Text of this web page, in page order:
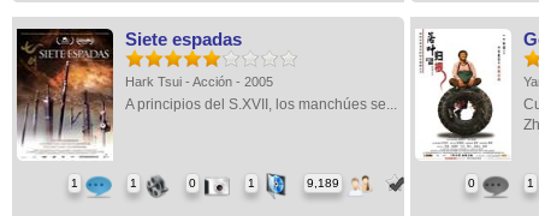
Siete espadas
Hark Tsui - Acción - 2005
A principios del S.XVII, los manchúes se...
1 1 0 1 9,189 0 1